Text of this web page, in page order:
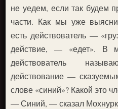
не уедем, если так будем
части. Как мы уже
есть действователь —
действие, — «едет». В
действователь
действование —
слове «синий»? Какой это
— Синий, — сказал